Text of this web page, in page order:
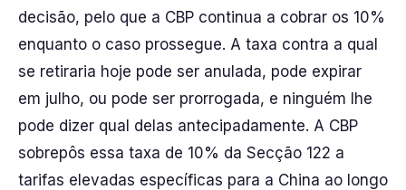
decisão, pelo que a CBP continua a cobrar os 10%
enquanto o caso prossegue. A taxa contra a qual
se retiraria hoje pode ser anulada, pode expirar
em julho, ou pode ser prorrogada, e ninguém lhe
pode dizer qual delas antecipadamente. A CBP
sobrepôs essa taxa de 10% da Secção 122 a
tarifas elevadas específicas para a China ao longo